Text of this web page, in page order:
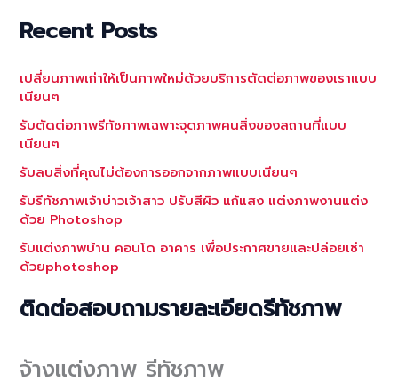
Recent Posts
เปลี่ยนภาพเก่าให้เป็นภาพใหม่ด้วยบริการตัดต่อภาพของเราแบบ
เนียนๆ
รับตัดต่อภาพรีทัชภาพเฉพาะจุดภาพคนสิ่งของสถานที่แบบ
เนียนๆ
รับลบสิ่งที่คุณไม่ต้องการออกจากภาพแบบเนียนๆ
รับรีทัชภาพเจ้าบ่าวเจ้าสาว ปรับสีผิว แก้แสง แต่งภาพงานแต่ง
ด้วย Photoshop
รับแต่งภาพบ้าน คอนโด อาคาร เพื่อประกาศขายและปล่อยเช่า
ด้วยphotoshop
ติดต่อสอบถามรายละเอียดรีทัชภาพ
จ้างแต่งภาพ รีทัชภาพ